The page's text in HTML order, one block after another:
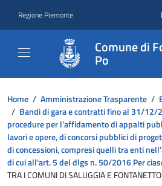
Regione Piemonte
Comune di
Po
Home / Amministrazione Trasparente /
/ Bandi di gara e contratti fino al 31/12/
procedure per l’affidamento di appalti
lavori e opere, di concorsi pubblici di
di concessioni, compresi quelli tra enti
di cui all'art. 5 del dlgs n. 50/2016 Per
TRA I COMUNI DI SALUGGIA E